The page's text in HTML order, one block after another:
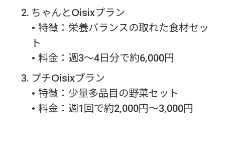
ちゃんとOisixプラン
• 特徴：栄養バランスの取れた食材セッ
ト
• 料金：週3～4日分で約6,000円
プチOisixプラン
• 特徴：少量多品目の野菜セット
• 料金：週1回で約2,000円～3,000円